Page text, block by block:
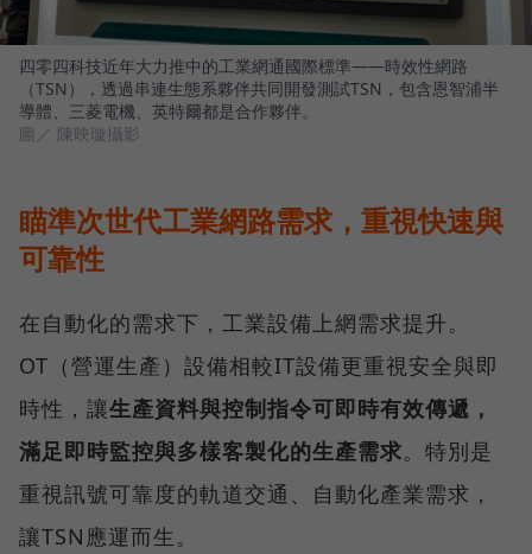
四零四科技近年大力推中的工業網通國際標準——時效性網路
（TSN），透過串連生態系夥伴共同開發測試TSN，包含恩智浦半
導體、三菱電機、英特爾都是合作夥伴。
圖／ 陳映璇攝影
瞄準次世代工業網路需求，重視快速與
可靠性
在自動化的需求下，工業設備上網需求提升。
OT（營運生產）設備相較IT設備更重視安全與即
時性，讓生產資料與控制指令可即時有效傳遞，
滿足即時監控與多樣客製化的生產需求。特別是
重視訊號可靠度的軌道交通、自動化產業需求，
讓TSN應運而生。